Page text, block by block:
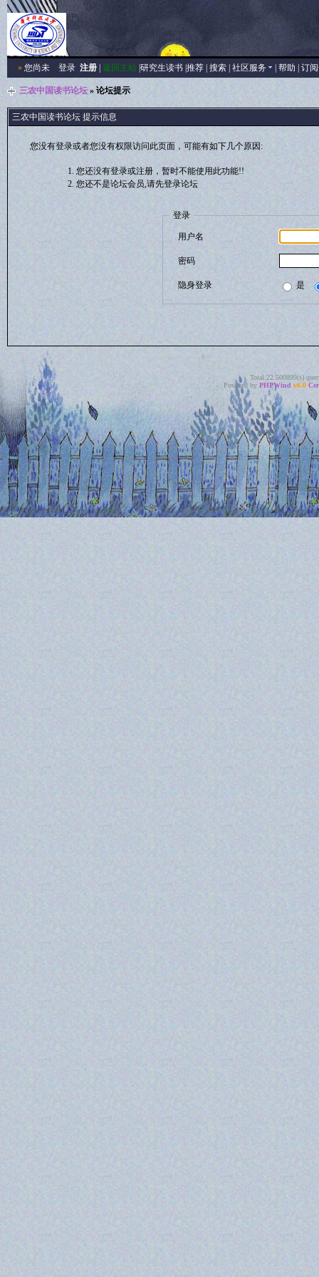
»您尚未 登录 注册| 返回主站| 研究生读书| 推荐| 搜索| 社区服务 帮助 订
三农中国读书论坛» 论坛提示
三农中国读书论坛 提示信息
您没有登录或者您没有权限访问此页面，可能有如下几个原因:
您还没有登录或注册，暂时不能使用此功能!!
您还不是论坛会员,请先登录论坛
登录
用户名
密码
隐身登录 是
Total 22.500899(s)
Powered by PHPWind v6.0